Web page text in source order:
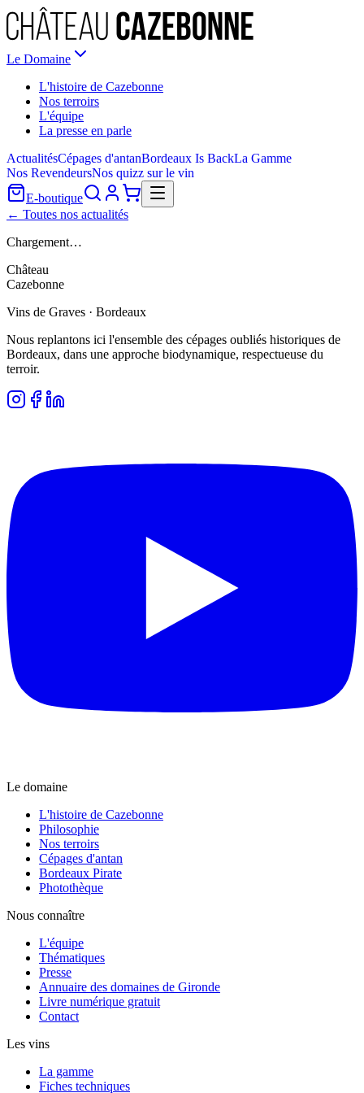
Le Domaine
L'histoire de Cazebonne
Nos terroirs
L'équipe
La presse en parle
ActualitésCépages d'antanBordeaux Is BackLa Gamme
Nos RevendeursNos quizz sur le vin
E-boutique
← Toutes nos actualités
Chargement…
Château
Cazebonne
Vins de Graves · Bordeaux
Nous replantons ici l'ensemble des cépages oubliés historiques de
Bordeaux, dans une approche biodynamique, respectueuse du
terroir.
Le domaine
L'histoire de Cazebonne
Philosophie
Nos terroirs
Cépages d'antan
Bordeaux Pirate
Photothèque
Nous connaître
L'équipe
Thématiques
Presse
Annuaire des domaines de Gironde
Livre numérique gratuit
Contact
Les vins
La gamme
Fiches techniques